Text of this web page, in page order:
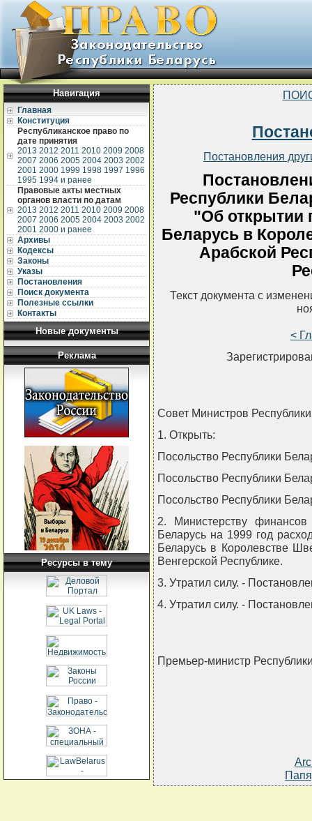
Навигация
Главная
Конституция
Республиканское право по
дате принятия
2013 2012 2011 2010 2009 2008
2007 2006 2005 2004 2003 2002
2001 2000 1999 1998 1997 1996
1995 1994 и ранее
Правовые акты местных
органов власти по датам
2013 2012 2011 2010 2009 2008
2007 2006 2005 2004 2003 2002
2001 2000 и ранее
Архивы
Кодексы
Законы
Указы
Постановления
Поиск документа
Полезные ссылки
Контакты
Новые документы
Реклама
Ресурсы в тему
Постановления
Республики
"Об открытии
Беларусь в
Арабской
Текст документа с
<
Совет Министров
1. Открыть:
Посольство Республики
Посольство Республики
Посольство Республики
2. Министерству
Беларусь на 1999 год
Беларусь в Королевстве
Венгерской Республике.
3. Утратил силу. -
4. Утратил силу. -
Премьер-министр